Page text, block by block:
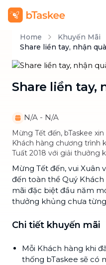
Home
Khuyến Mãi
Share liền tay, nhận
Share liền tay,
N/A - N/A
Mừng Tết đến, bTaskee
Khách hàng chương trình
Tuất 2018 với giải thưởng
Mừng Tết đến, vui Xuân
đến toàn thể Quý
mãi đặc biệt đầu năm
thưởng khủng chưa
Chi tiết khuyến mãi
Mỗi Khách hàng khi
thống bTaskee sẽ có